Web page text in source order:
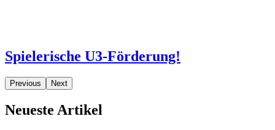
Spielerische U3-Förderung!
Previous Next
Neueste Artikel